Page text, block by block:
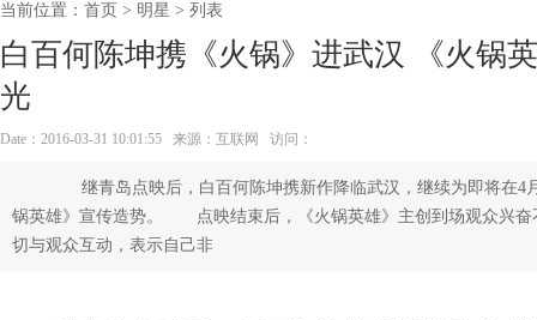
当前位置： 首页 > 明星 > 列表
白百何陈坤携《火锅》进武汉 《火锅
光
Date：2016-03-31 10:01:55 来源：互联网 访问：
继青岛点映后，白百何陈坤携新作降临武汉，继续为即将在4
锅英雄》宣传造势。 点映结束后，《火锅英雄》主创到场观众兴奋
切与观众互动，表示自己非